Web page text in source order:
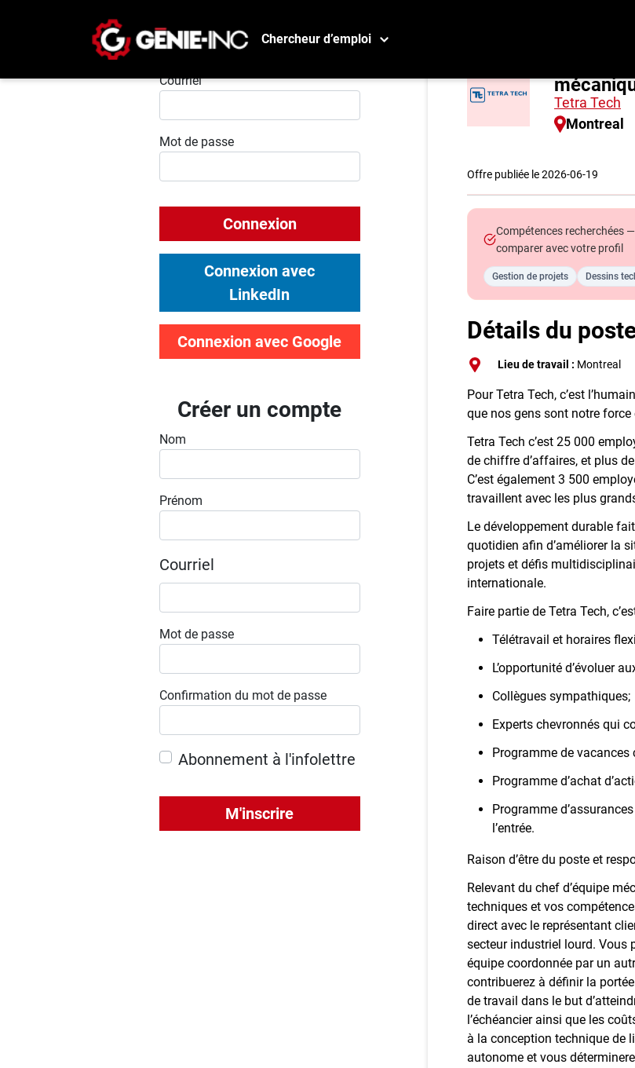
Chercheur d’emploi
Connexion
Courriel
Mot de passe
Connexion
Connexion avec
LinkedIn
Connexion avec Google
Créer un compte
Nom
Prénom
Courriel
Mot de passe
Confirmation du mot de passe
Abonnement à l'infolettre
M'inscrire
Tetra Tech
Montreal
Offre publiée le 2026-06-19
Compétences recherchées —
comparer avec votre profil
Gestion de projets Dessins
Détails du
Lieu de travail : Montreal
Pour Tetra Tech, c’est
que nos gens sont notre
Tetra Tech c’est 25 000
de chiffre d’affaires, et plus
C’est également 3 500
travaillent avec les plus
Le développement durable
quotidien afin d’améliorer la
projets et défis
internationale.
Faire partie de Tetra Tech,
Télétravail et horaires
L’opportunité d’évoluer
Collègues sympathiques;
Experts chevronnés qui
Programme de
Programme d’achat
Programme
l’entrée.
Raison d’être du poste et
Relevant du chef d’équipe
techniques et vos
direct avec le représentant
secteur industriel lourd. Vous
équipe coordonnée par un
contribuerez à définir la
de travail dans le but
l’échéancier ainsi que les
à la conception technique de
autonome et vous